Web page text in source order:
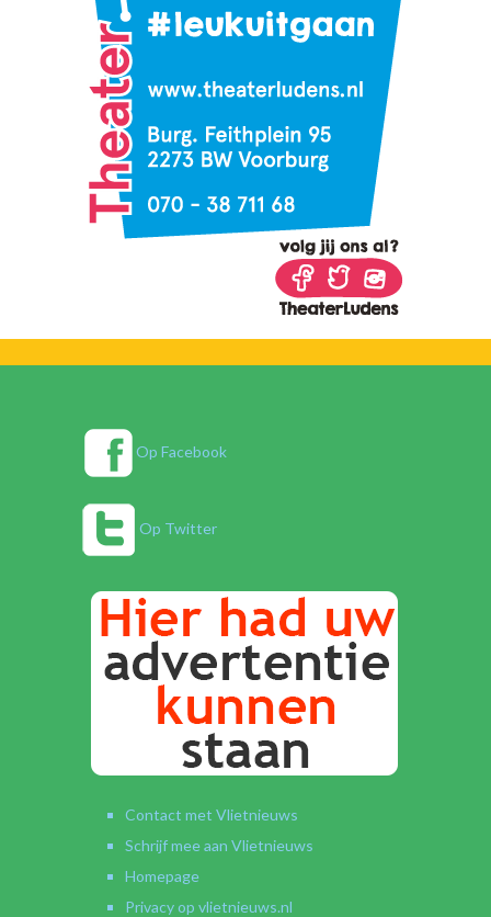
Op Facebook
Op Twitter
Contact met Vlietnieuws
Schrijf mee aan Vlietnieuws
Homepage
Privacy op vlietnieuws.nl